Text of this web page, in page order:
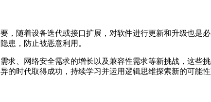
随着设备迭代或接口扩展，对软件进行更新和升级也是
患，防止被恶意利用。
、网络安全需求的增长以及兼容性需求等新挑战，这些
时代取得成功，持续学习并运用逻辑思维探索新的可能